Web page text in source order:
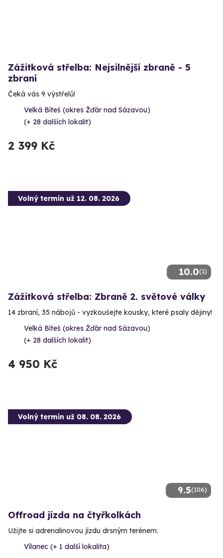
Zážitková střelba: Nejsilnější zbraně - 5
zbraní
Čeká vás 9 výstřelů!
Velká Bíteš (okres Žďár nad Sázavou)
(+ 28 dalších lokalit)
2 399 Kč
10.0(1)
Volný termín už 12. 08. 2026
Zážitková střelba: Zbraně 2. světové války
14 zbraní, 35 nábojů - vyzkoušejte kousky, které psaly dějiny!
Velká Bíteš (okres Žďár nad Sázavou)
(+ 28 dalších lokalit)
4 950 Kč
9.5(106)
Volný termín už 08. 08. 2026
Offroad jízda na čtyřkolkách
Užijte si adrenalinovou jízdu drsným terénem.
Vílanec (+ 1 další lokalita)